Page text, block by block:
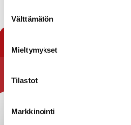
valinta
Välttämätön
Mieltymykset
Tilastot
Markkinointi
Rautalammin kunta
Kuntainfo